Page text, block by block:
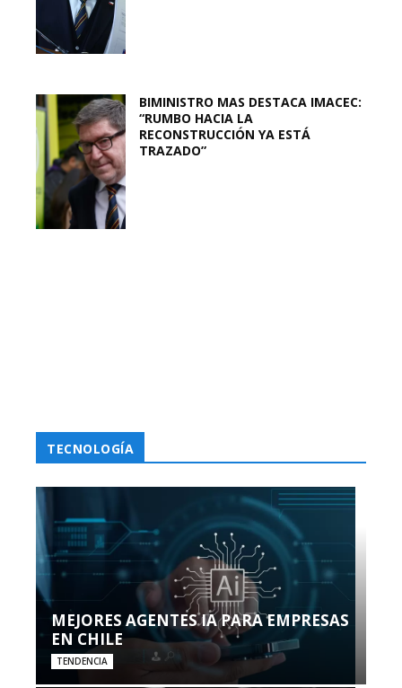
BIMINISTRO MAS DESTACA IMACEC:
“RUMBO HACIA LA
RECONSTRUCCIÓN YA ESTÁ
TRAZADO”
TECNOLOGÍA
MEJORES AGENTES IA PARA EMPRESAS
EN CHILE
TENDENCIA